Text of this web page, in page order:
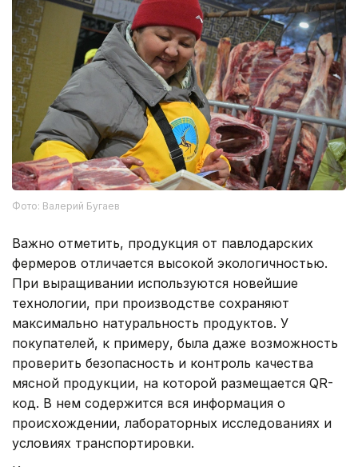
Фото: Валерий Бугаев
Важно отметить, продукция от павлодарских
фермеров отличается высокой экологичностью.
При выращивании используются новейшие
технологии, при производстве сохраняют
максимально натуральность продуктов. У
покупателей, к примеру, была даже возможность
проверить безопасность и контроль качества
мясной продукции, на которой размещается QR-
код. В нем содержится вся информация о
происхождении, лабораторных исследованиях и
условиях транспортировки.